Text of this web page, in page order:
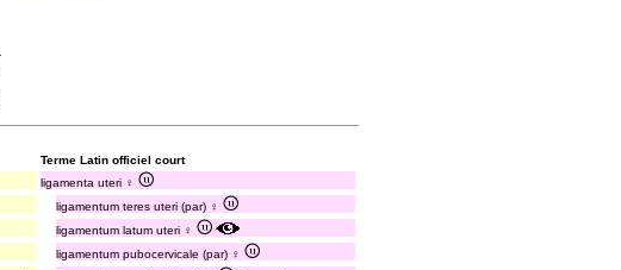
Terme Latin officiel court
ligamenta uteri ♀
ligamentum teres uteri (par) ♀
ligamentum latum uteri ♀
ligamentum pubocervicale (par) ♀